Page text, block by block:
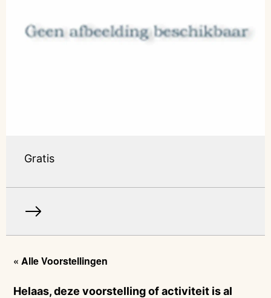
« Alle Voorstellingen
Helaas, deze voorstelling of activiteit is al
Gratis